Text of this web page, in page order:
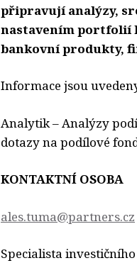
připravují analýzy,
nastavením portfolií
bankovní produkty,
Informace jsou
Analytik – Analýzy
dotazy na podílové
KONTAKTNÍ OSOBA
ales.tuma@partners.cz
Specialista